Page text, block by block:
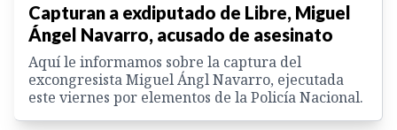
Capturan a exdiputado de Libre, Miguel
Ángel Navarro, acusado de asesinato
Aquí le informamos sobre la captura del
excongresista Miguel Ángl Navarro, ejecutada
este viernes por elementos de la Policía Nacional.